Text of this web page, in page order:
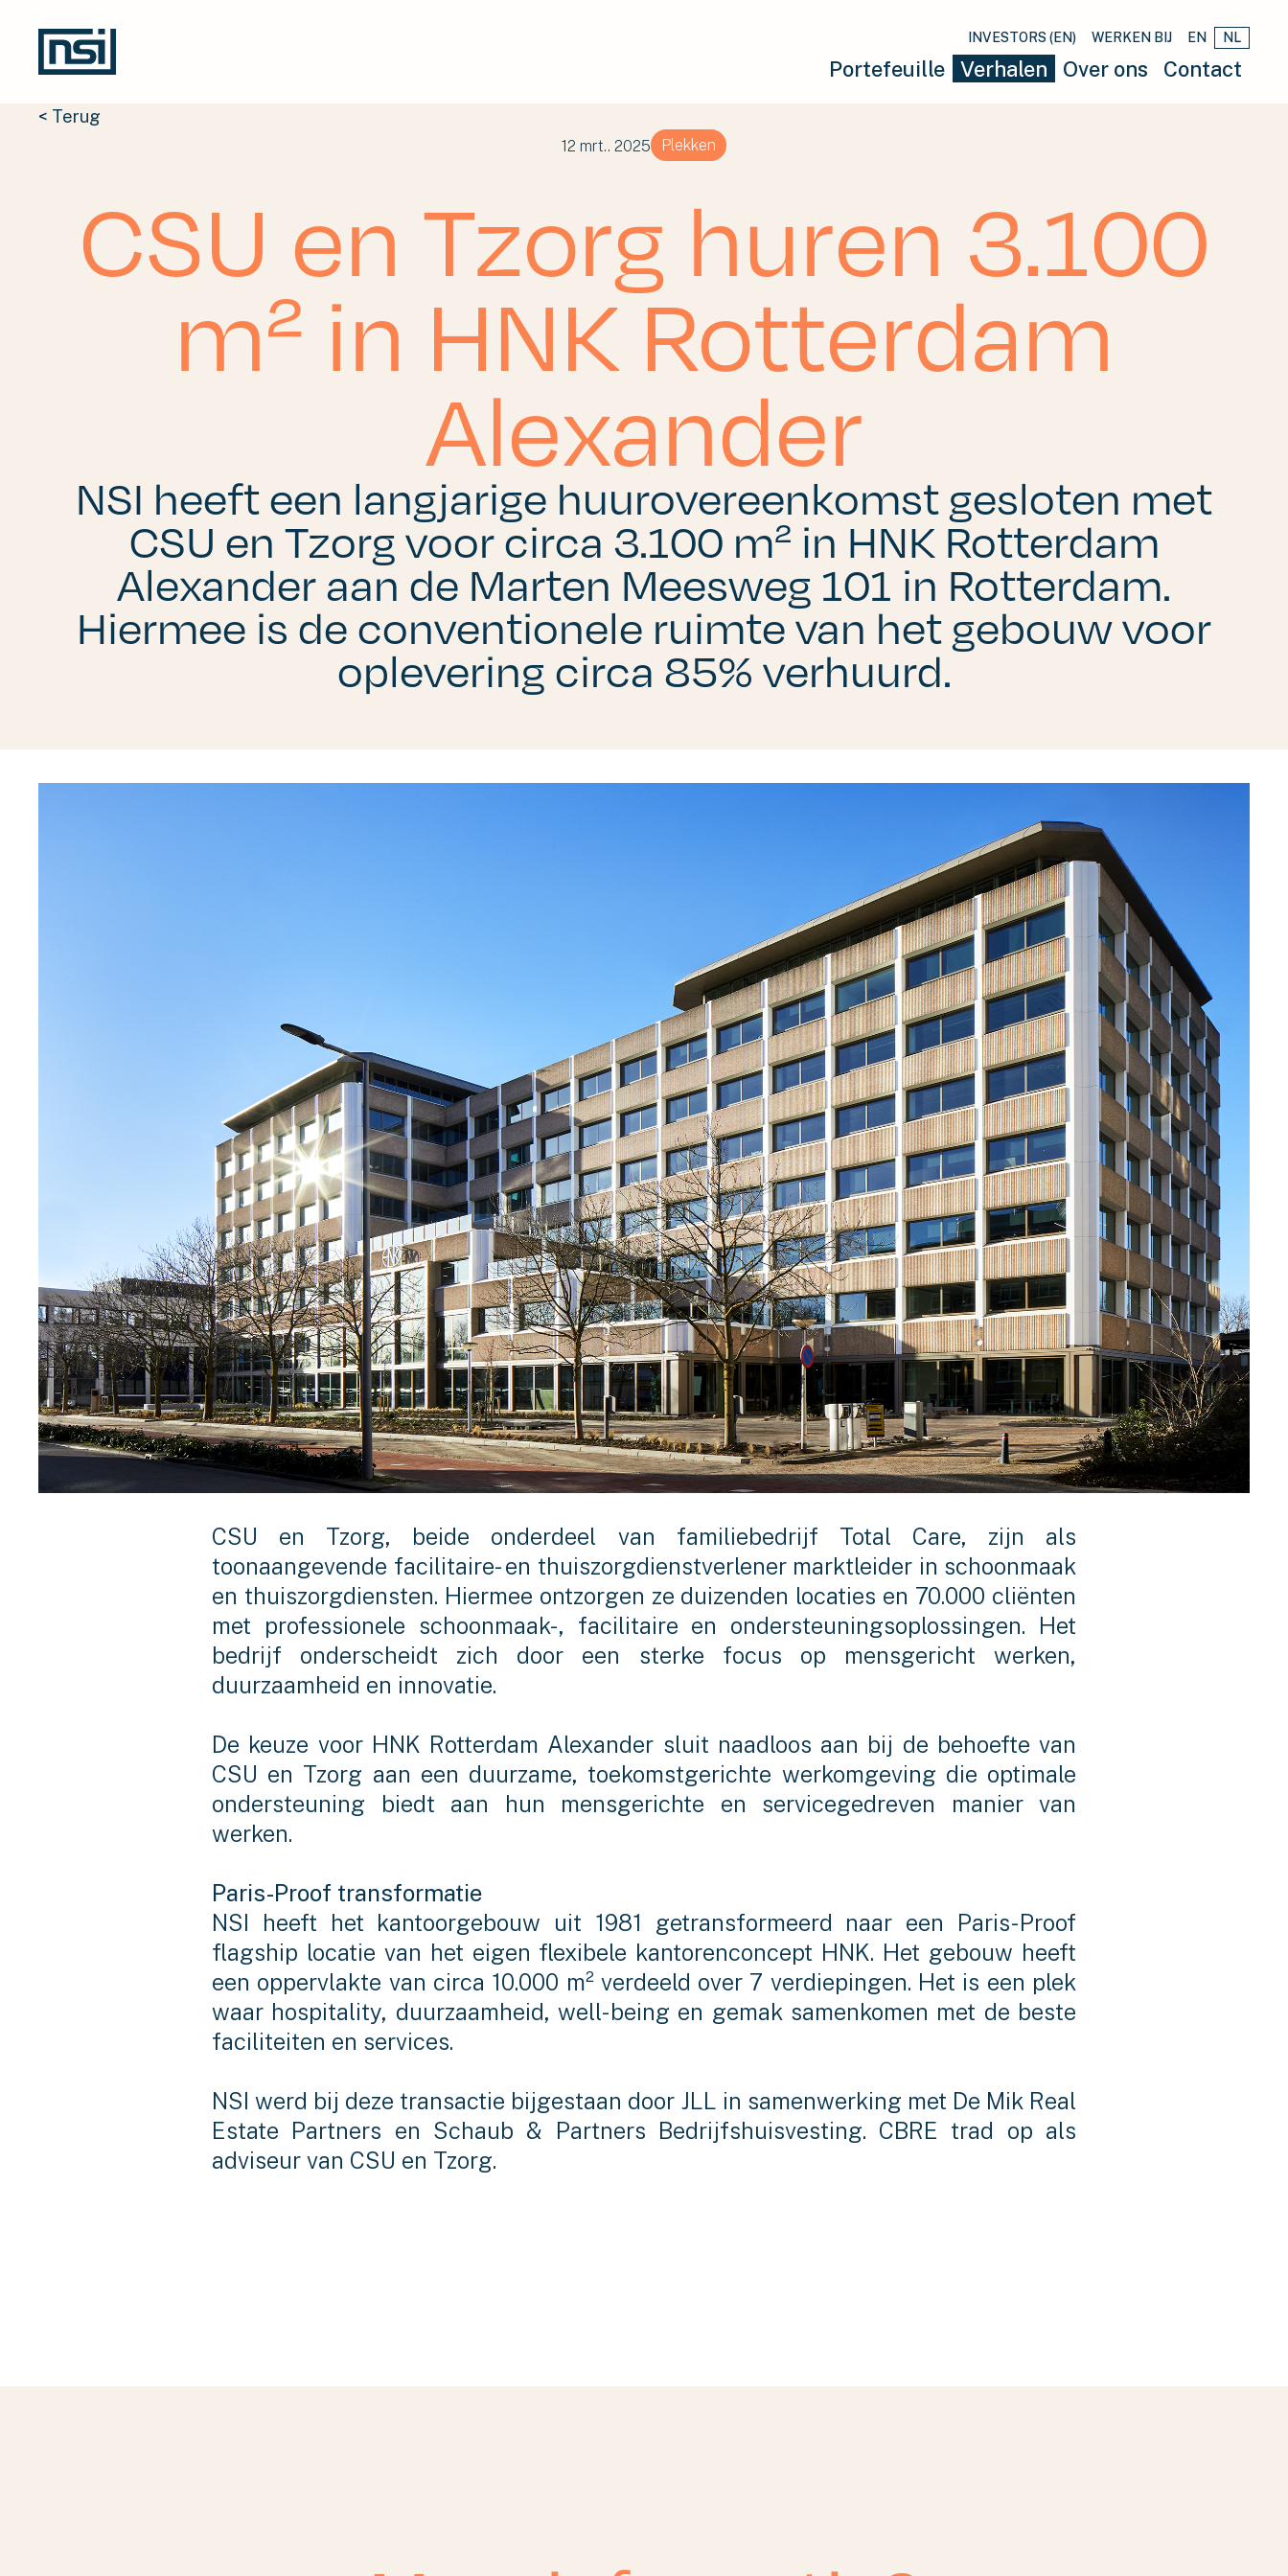
INVESTORS (EN) WERKEN BIJ EN NL
Portefeuille Verhalen Over ons Contact
< Terug
12 mrt.. 2025 Plekken
CSU en Tzorg huren 3.100
m² in HNK Rotterdam
Alexander
NSI heeft een langjarige huurovereenkomst gesloten met
CSU en Tzorg voor circa 3.100 m² in HNK Rotterdam
Alexander aan de Marten Meesweg 101 in Rotterdam.
Hiermee is de conventionele ruimte van het gebouw voor
oplevering circa 85% verhuurd.
CSU en Tzorg, beide onderdeel van familiebedrijf Total Care, zijn als
toonaangevende facilitaire- en thuiszorgdienstverlener marktleider in schoonmaak
en thuiszorgdiensten. Hiermee ontzorgen ze duizenden locaties en 70.000 cliënten
met professionele schoonmaak-, facilitaire en ondersteuningsoplossingen. Het
bedrijf onderscheidt zich door een sterke focus op mensgericht werken,
duurzaamheid en innovatie.
De keuze voor HNK Rotterdam Alexander sluit naadloos aan bij de behoefte van
CSU en Tzorg aan een duurzame, toekomstgerichte werkomgeving die optimale
ondersteuning biedt aan hun mensgerichte en servicegedreven manier van
werken.
Paris-Proof transformatie
NSI heeft het kantoorgebouw uit 1981 getransformeerd naar een Paris-Proof
flagship locatie van het eigen flexibele kantorenconcept HNK. Het gebouw heeft
een oppervlakte van circa 10.000 m² verdeeld over 7 verdiepingen. Het is een plek
waar hospitality, duurzaamheid, well-being en gemak samenkomen met de beste
faciliteiten en services.
NSI werd bij deze transactie bijgestaan door JLL in samenwerking met De Mik Real
Estate Partners en Schaub & Partners Bedrijfshuisvesting. CBRE trad op als
adviseur van CSU en Tzorg.